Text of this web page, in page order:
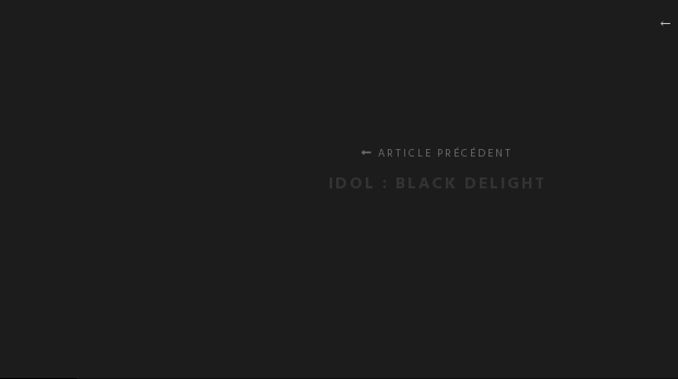
←
ARTICLE PRÉCÉDENT
IDOL : BLACK DELIGHT